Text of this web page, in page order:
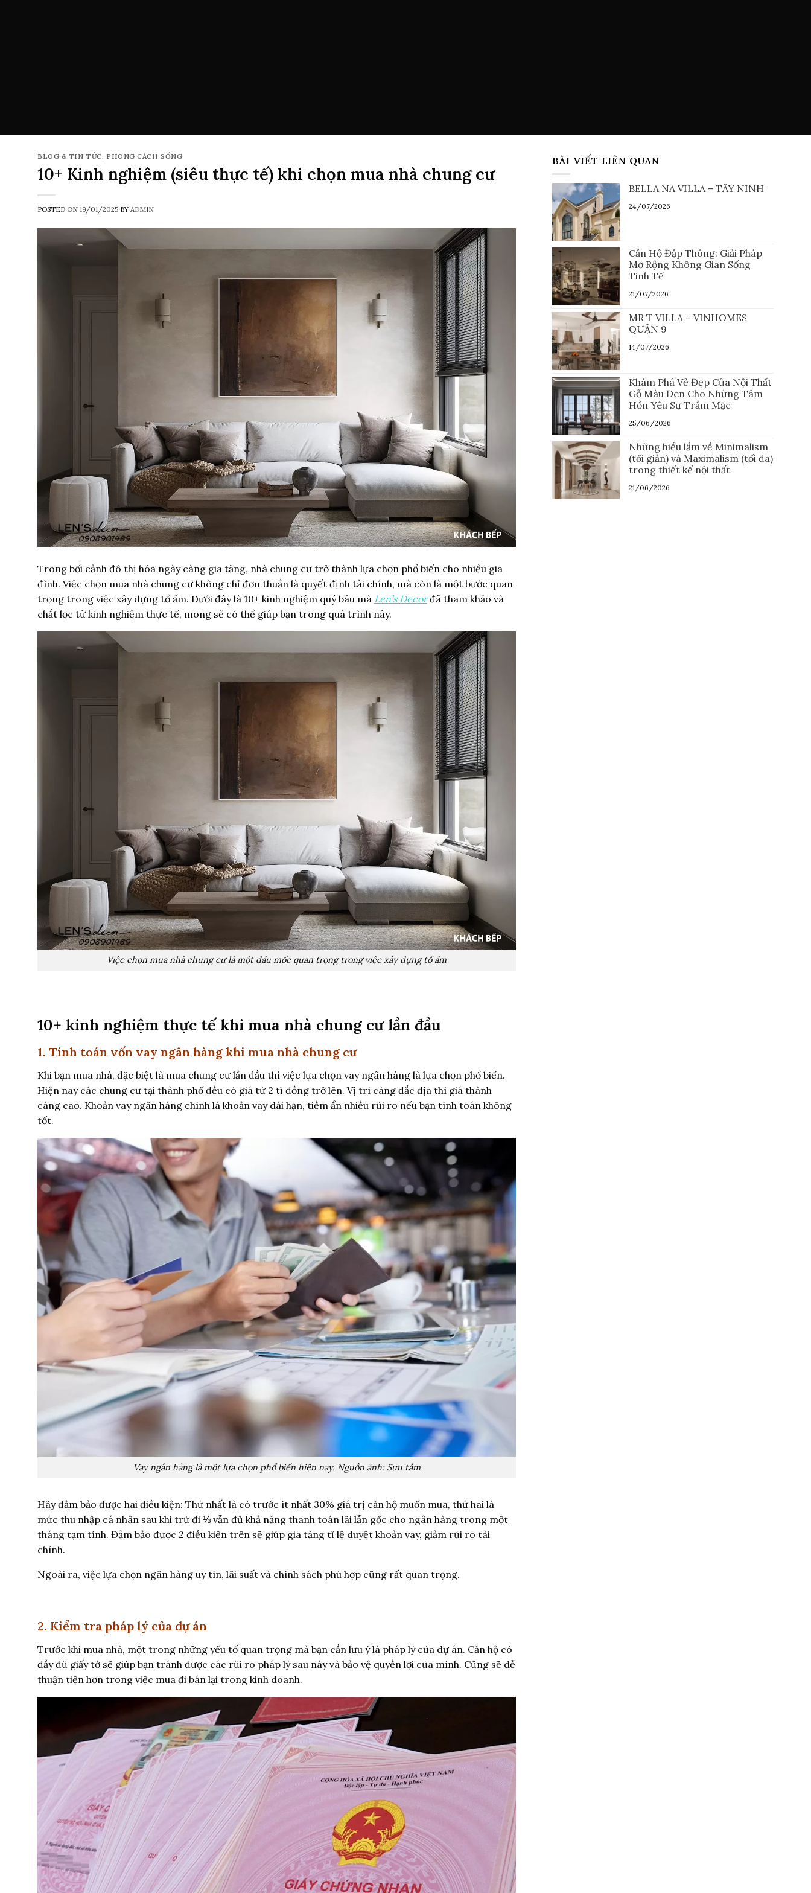
BLOG & TIN TỨC, PHONG CÁCH SỐNG
10+ Kinh nghiệm (siêu thực tế) khi chọn mua nhà chung cư
POSTED ON 19/01/2025 BY ADMIN
Trong bối cảnh đô thị hóa ngày càng gia tăng, nhà chung cư trở thành lựa chọn phổ biến cho nhiều gia
đình. Việc chọn mua nhà chung cư không chỉ đơn thuần là quyết định tài chính, mà còn là một bước quan
trọng trong việc xây dựng tổ ấm. Dưới đây là 10+ kinh nghiệm quý báu mà Len’s Decorđã tham khảo và
chắt lọc từ kinh nghiệm thực tế, mong sẽ có thể giúp bạn trong quá trình này.
Việc chọn mua nhà chung cư là một dấu mốc quan trọng trong việc xây dựng tổ ấm
10+ kinh nghiệm thực tế khi mua nhà chung cư lần đầu
1. Tính toán vốn vay ngân hàng khi mua nhà chung cư
Khi bạn mua nhà, đặc biệt là mua chung cư lần đầu thì việc lựa chọn vay ngân hàng là lựa chọn phổ biến.
Hiện nay các chung cư tại thành phố đều có giá từ 2 tỉ đồng trở lên. Vị trí càng đắc địa thì giá thành
càng cao. Khoản vay ngân hàng chính là khoản vay dài hạn, tiềm ẩn nhiều rủi ro nếu bạn tính toán không
tốt.
Vay ngân hàng là một lựa chọn phổ biến hiện nay. Nguồn ảnh: Sưu tầm
Hãy đảm bảo được hai điều kiện: Thứ nhất là có trước ít nhất 30% giá trị căn hộ muốn mua, thứ hai là
mức thu nhập cá nhân sau khi trừ đi ⅓ vẫn đủ khả năng thanh toán lãi lẫn gốc cho ngân hàng trong một
tháng tạm tính. Đảm bảo được 2 điều kiện trên sẽ giúp gia tăng tỉ lệ duyệt khoản vay, giảm rủi ro tài
chính.
Ngoài ra, việc lựa chọn ngân hàng uy tín, lãi suất và chính sách phù hợp cũng rất quan trọng.
2. Kiểm tra pháp lý của dự án
Trước khi mua nhà, một trong những yếu tố quan trọng mà bạn cần lưu ý là pháp lý của dự án. Căn hộ có
đầy đủ giấy tờ sẽ giúp bạn tránh được các rủi ro pháp lý sau này và bảo vệ quyền lợi của mình. Cũng sẽ dễ
thuận tiện hơn trong việc mua đi bán lại trong kinh doanh.
BÀI VIẾT LIÊN QUAN
BELLA NA VILLA – TÂY NINH
24/07/2026
Căn Hộ Đập Thông: Giải Pháp
Mở Rộng Không Gian Sống
Tinh Tế
21/07/2026
MR T VILLA – VINHOMES
QUẬN 9
14/07/2026
Khám Phá Vẻ Đẹp Của Nội Thất
Gỗ Màu Đen Cho Những Tâm
Hồn Yêu Sự Trầm Mặc
25/06/2026
Những hiểu lầm về Minimalism
(tối giản) và Maximalism (tối đa)
trong thiết kế nội thất
21/06/2026